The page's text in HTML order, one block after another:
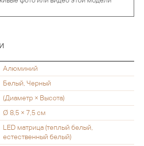
Алюминий
Белый, Черный
(Диаметр × Высота)
Ø 8,5 × 7,5 см
LED матрица (теплый белый,
естественный белый)